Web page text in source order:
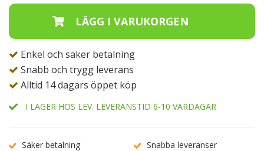
Enkel och säker betalning
Snabb och trygg leverans
Alltid 14 dagars öppet köp
I LAGER HOS LEV. LEVERANSTID 6-10 VARDAGAR
Säker betalning
Snabba leveranser